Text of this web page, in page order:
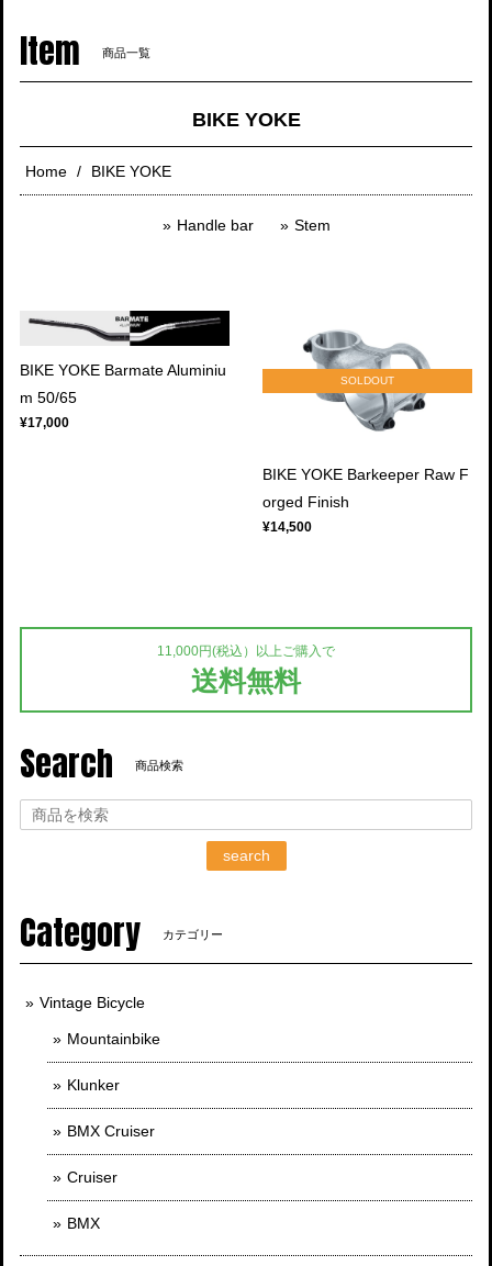
Item 商品一覧
BIKE YOKE
Home BIKE YOKE
Handle bar Stem
BIKE YOKE Barmate Aluminiu
m 50/65
¥17,000
SOLDOUT
BIKE YOKE Barkeeper Raw F
orged Finish
¥14,500
11,000円(税込）以上ご購入で
送料無料
Search 商品検索
search
Category カテゴリー
Vintage Bicycle
Mountainbike
Klunker
BMX Cruiser
Cruiser
BMX